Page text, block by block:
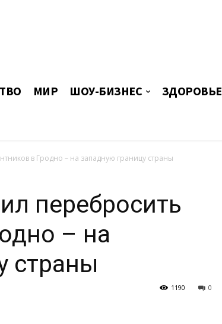
МИР ШОУ-БИЗНЕС ЗДОРОВЬЕ
в Гродно – на западную границу страны
перебросить
– на
страны
0
1190